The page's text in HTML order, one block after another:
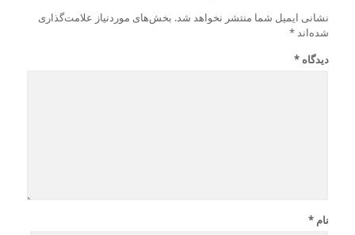
نشانی ایمیل شما منتشر نخواهد شد. بخش‌های موردنیاز علامت‌گذاری
شده‌اند*
دیدگاه *
نام *